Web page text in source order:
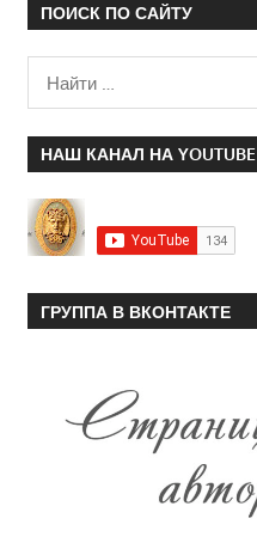
ПОИСК ПО САЙТУ
НАШ КАНАЛ НА YOUTUBE
ГРУППА В ВКОНТАКТЕ